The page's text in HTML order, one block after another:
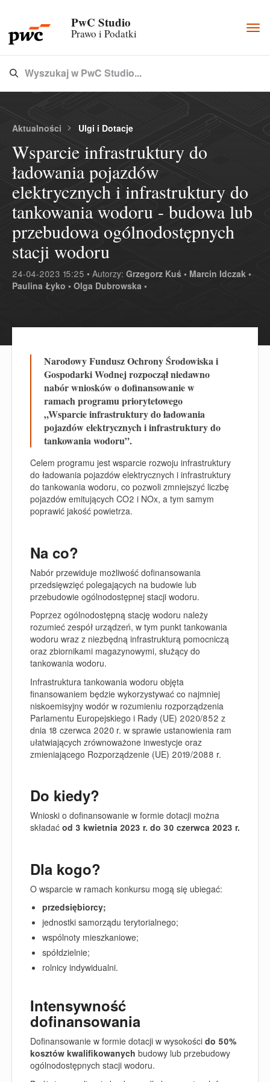
PwC Studio
Prawo i Podatki
Type 3 or more characters for results.
Wyszukaj w PwC Studio...
Aktualności Ulgi i Dotacje
Wsparcie infrastruktury do
ładowania pojazdów
elektrycznych i infrastruktury do
tankowania wodoru - budowa lub
przebudowa ogólnodostępnych
stacji wodoru
24-04-2023 15:25 • Autorzy: Grzegorz Kuś • Marcin Idczak •
Paulina Łyko • Olga Dubrowska •
Narodowy Fundusz Ochrony Środowiska i
Gospodarki Wodnej rozpoczął niedawno
nabór wniosków o dofinansowanie w
ramach programu priorytetowego
„Wsparcie infrastruktury do ładowania
pojazdów elektrycznych i infrastruktury do
tankowania wodoru”.
Celem programu jest wsparcie rozwoju infrastruktury
do ładowania pojazdów elektrycznych i infrastruktury
do tankowania wodoru, co pozwoli zmniejszyć liczbę
pojazdów emitujących CO2 i NOx, a tym samym
poprawić jakość powietrza.
Na co?
Nabór przewiduje możliwość dofinansowania
przedsięwzięć polegających na budowie lub
przebudowie ogólnodostępnej stacji wodoru.
Poprzez ogólnodostępną stację wodoru należy
rozumieć zespół urządzeń, w tym punkt tankowania
wodoru wraz z niezbędną infrastrukturą pomocniczą
oraz zbiornikami magazynowymi, służący do
tankowania wodoru.
Infrastruktura tankowania wodoru objęta
finansowaniem będzie wykorzystywać co najmniej
niskoemisyjny wodór w rozumieniu rozporządzenia
Parlamentu Europejskiego i Rady (UE) 2020/852 z
dnia 18 czerwca 2020 r. w sprawie ustanowienia ram
ułatwiających zrównoważone inwestycje oraz
zmieniającego Rozporządzenie (UE) 2019/2088 r.
Do kiedy?
Wnioski o dofinansowanie w formie dotacji można
składać od 3 kwietnia 2023 r. do 30 czerwca 2023 r.
Dla kogo?
O wsparcie w ramach konkursu mogą się ubiegać:
przedsiębiorcy;
jednostki samorządu terytorialnego;
wspólnoty mieszkaniowe;
spółdzielnie;
rolnicy indywidualni.
Intensywność
dofinansowania
Dofinansowanie w formie dotacji w wysokości do 50%
kosztów kwalifikowanych budowy lub przebudowy
ogólnodostępnych stacji wodoru.